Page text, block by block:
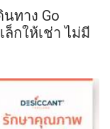
ทาง Go
กให้เช่า ไม่มี